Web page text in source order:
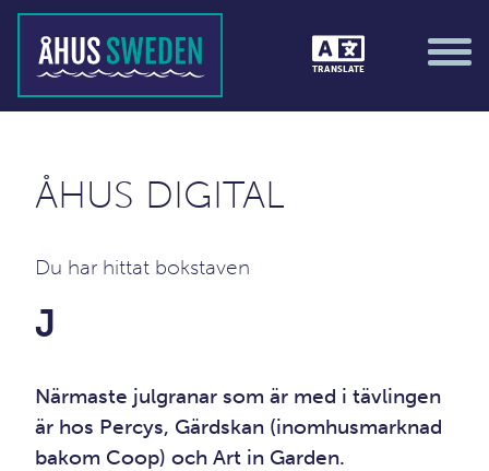
TRANSLATE
ÅHUS DIGITAL
Du har hittat bokstaven
J
Närmaste julgranar som är med i tävlingen
är hos Percys, Gärdskan (inomhusmarknad
bakom Coop) och Art in Garden.